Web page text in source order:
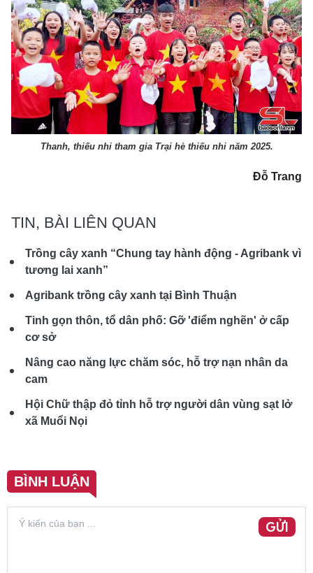
Thanh, thiếu nhi tham gia Trại hè thiếu nhi năm 2025.
Đỗ Trang
TIN, BÀI LIÊN QUAN
Trồng cây xanh “Chung tay hành động - Agribank vì
tương lai xanh”
Agribank trồng cây xanh tại Bình Thuận
Tinh gọn thôn, tổ dân phố: Gỡ 'điểm nghẽn' ở cấp
cơ sở
Nâng cao năng lực chăm sóc, hỗ trợ nạn nhân da
cam
Hội Chữ thập đỏ tỉnh hỗ trợ người dân vùng sạt lở
xã Muổi Nọi
BÌNH LUẬN
GỬI